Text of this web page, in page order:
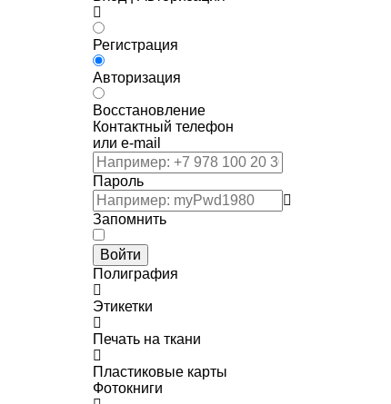
Регистрация
Авторизация
Восстановление
Контактный телефон
или e-mail
Пароль
Запомнить
Войти
Полиграфия
Этикетки
Печать на ткани
Пластиковые карты
Фотокниги